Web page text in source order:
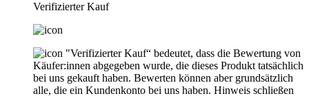
Verifizierter Kauf
"Verifizierter Kauf“ bedeutet, dass die Bewertung von
Käufer:innen abgegeben wurde, die dieses Produkt tatsächlich
bei uns gekauft haben. Bewerten können aber grundsätzlich
alle, die ein Kundenkonto bei uns haben. Hinweis schließen